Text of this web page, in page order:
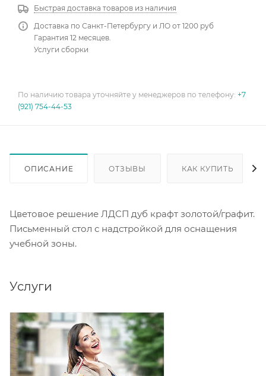
Быстрая доставка товаров из наличия
Доставка по Санкт-Петербургу и ЛО от 1200 руб
Гарантия 12 месяцев.
Услуги сборки
По наличию товара уточняйте у менеджеров по телефону: +7
(921) 754-44-53
ОПИСАНИЕ ОТЗЫВЫ КАК КУПИТЬ
Цветовое решение ЛДСП дуб крафт золотой/графит.
Письменный стол с надстройкой для оснащения
учебной зоны.
Услуги